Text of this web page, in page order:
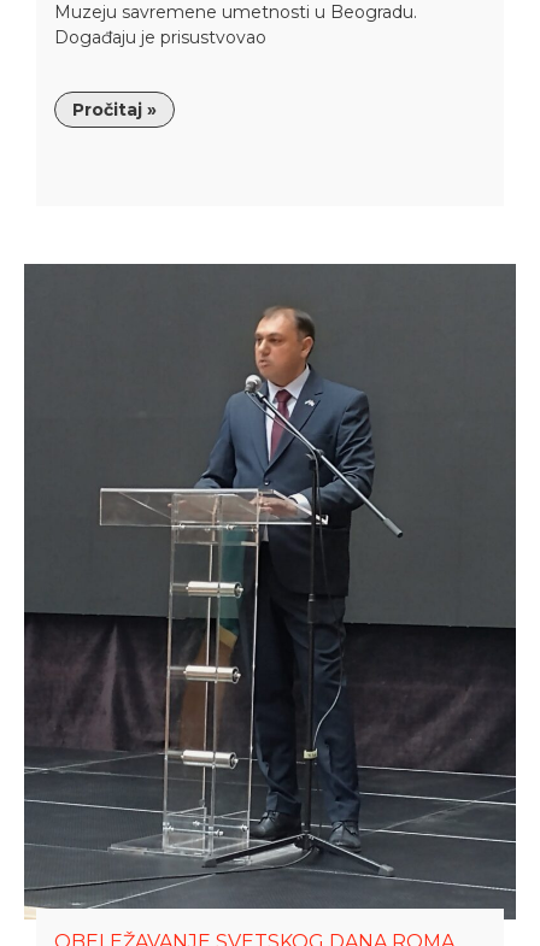
Muzeju savremene umetnosti u Beogradu.
Događaju je prisustvovao
Pročitaj »